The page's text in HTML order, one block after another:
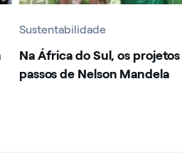
Sustentabilidade
Na África do Sul, os
passos de Nelson Mandela